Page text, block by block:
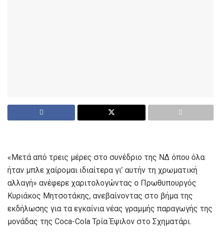
«Μετά από τρεις μέρες στο συνέδριο της ΝΔ όπου όλα
ήταν μπλε χαίρομαι ιδιαίτερα γι’ αυτήν τη χρωματική
αλλαγή» ανέφερε χαριτολογώντας ο Πρωθυπουργός
Κυριάκος Μητσοτάκης, ανεβαίνοντας στο βήμα της
εκδήλωσης για τα εγκαίνια νέας γραμμής παραγωγής της
μονάδας της Coca-Cola Τρία Έψιλον στο Σχηματάρι.